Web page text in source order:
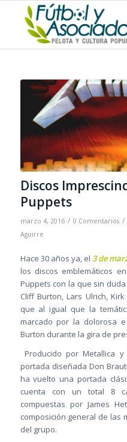
Discos
Puppets
marzo 4, 2016 / 0 Comentarios /
Aguirre
Hace 30 años ya, el 3 de
los discos emblemáticos
Puppets con la que sin
Cliff Burton, Lars Ulrich,
que al igual que la
marcado por la dolorosa
Burton durante la gira de
Producido por Metallica y
portada diseñada Don
ha vuelto una portada
cuenta con un total 8
compuestas por James
composición general de las
del grupo.